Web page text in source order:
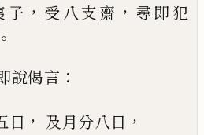
子 ， 受八支齋 ， 尋即犯
。
說偈言 ：
日 ， 及月分八日 ，